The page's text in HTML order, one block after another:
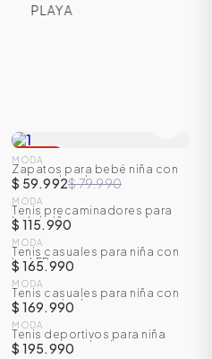
PLAYA
-25
MODA
Zapatos para bebé niña con
correa de velcro
$ 59.992$ 79.990
MODA
Tenis precaminadores para
bebé niño con correa de
velcro
$ 115.990
NUEVO
MODA
Tenis casuales para niña con
luz LED
$ 165.990
NUEVO
MODA
Tenis casuales para niña con
accesorio de cereza
$ 169.990
NUEVO
MODA
Tenis deportivos para niña
con camara de aire
$ 195.990
NUEVO